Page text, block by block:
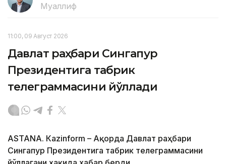
Муаллиф
11:00, 09 Август 2026
Давлат раҳбари Сингапур
Президентига табрик
телеграммасини йўллади
ASTANА. Кazinform – Ақорда Давлат раҳбари
Сингапур Президентига табрик телеграммасини